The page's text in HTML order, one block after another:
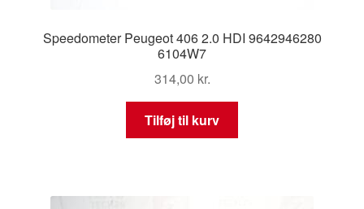
Speedometer Peugeot 406 2.0 HDI 9642946280
6104W7
314,00 kr.
Tilføj til kurv